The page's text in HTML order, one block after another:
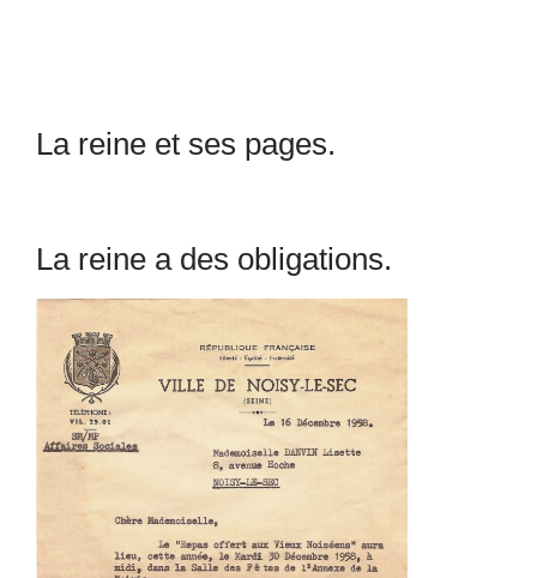
La reine et ses pages.
La reine a des obligations.